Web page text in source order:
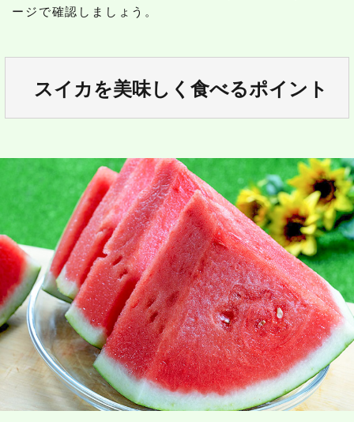
ージで確認しましょう。
スイカを美味しく食べるポイント